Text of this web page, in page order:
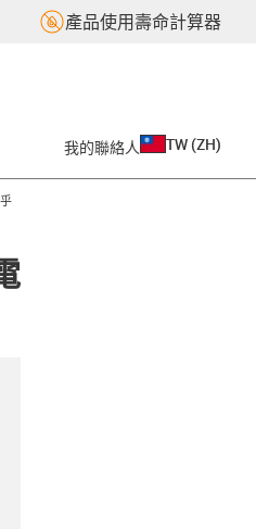
產品使用壽命計算器
我的聯絡人 TW (ZH)